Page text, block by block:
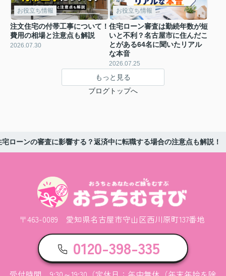
お役立ち情報
注文住宅の付帯工事について！
費用の相場と注意点も解説
2026.07.30
お役立ち情報
住宅ローン審査は勤続年数が短
いと不利？名古屋市に住んだこ
とがある64名に聞いたリアル
な本音
2026.07.25
もっと見る
ブログトップへ
ローンの審査に影響する？返済中に転職する場合の注意点も解説！
〒463-0089 愛知県名古屋市守山区西川原町137番地
0120-398-335